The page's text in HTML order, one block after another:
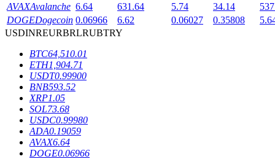
เงินกู้
AVAXAvalanche 6.64 631.64 5.74 34.14
DOGEDogecoin 0.06966 6.62 0.06027 0.35808
USDINREURBRLRUBTRY
BTC64,510.01
ETH1,904.71
USDT0.99900
BNB593.52
XRP1.05
SOL73.68
USDC0.99980
ADA0.19059
AVAX6.64
DOGE0.06966